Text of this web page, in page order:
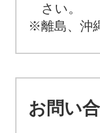
さい。
※離島、沖
お問い